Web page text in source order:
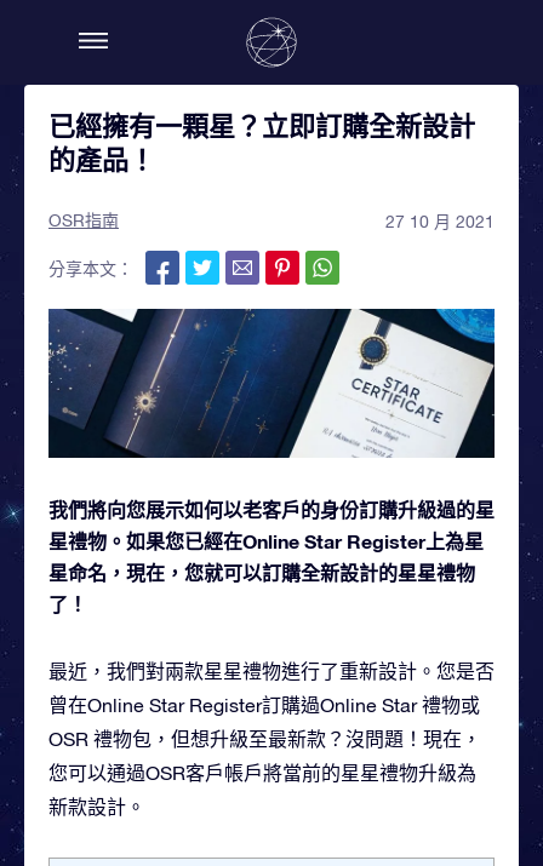
已經擁有一顆星？立即訂購全新設計
的產品！
OSR指南 27 10 月 2021
分享本文：
我們將向您展示如何以老客戶的身份訂購升級過的星
星禮物。如果您已經在Online Star Register上為星
星命名，現在，您就可以訂購全新設計的星星禮物
了！
最近，我們對兩款星星禮物進行了重新設計。您是否
曾在Online Star Register訂購過Online Star 禮物或
OSR 禮物包，但想升級至最新款？沒問題！現在，
您可以通過OSR客戶帳戶將當前的星星禮物升級為
新款設計。